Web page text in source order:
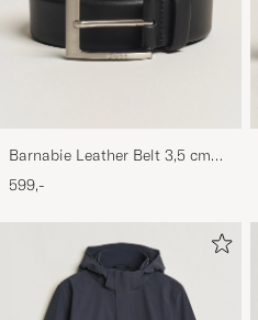
Barnabie Leather Belt 3,5 cm
Black
599,-